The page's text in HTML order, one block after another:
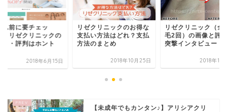
クリニックのお得な
い方法はどれ？支払
のまとめ
2018年10月25日
リゼクリニック（全身脱
毛2回）の画像と評価を
突撃インタビュー
2018年10月11日
【申込前に要チェッ
ク！】リゼクリニッ
口コミ・評判はホン
2018年6
【未成年でもカンタン♪】アリシアクリ